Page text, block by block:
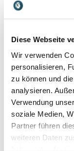
Diese Webseite
Wir verwenden
personalisieren,
zu können und
analysieren.
Verwendung
soziale Medien,
Partner führen
weiteren Daten
zu
Neuorientierung.
Karriere in
Arbeitswelt
Die Arbeitswelt
und Künstliche
Jungmannzeigt,
gefragt sind und
Karriere aktiv
Vielfalt als